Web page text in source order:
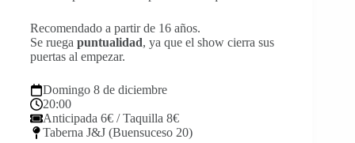
Recomendado a partir de 16 años.
Se ruega puntualidad, ya que el show cierra sus
puertas al empezar.
Domingo 8 de diciembre
20:00
Anticipada 6€ / Taquilla 8€
Taberna J&J (Buensuceso 20)